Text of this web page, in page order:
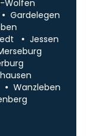
Wolfen
Gardelegen
Jessen
Wanzleben